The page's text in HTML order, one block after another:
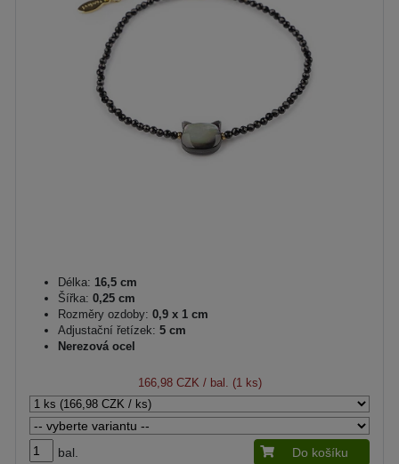
Délka: 16,5 cm
Šířka: 0,25 cm
Rozměry ozdoby: 0,9 x 1 cm
Adjustační řetízek: 5 cm
Nerezová ocel
166,98 CZK / bal. (1 ks)
bal. Do košíku